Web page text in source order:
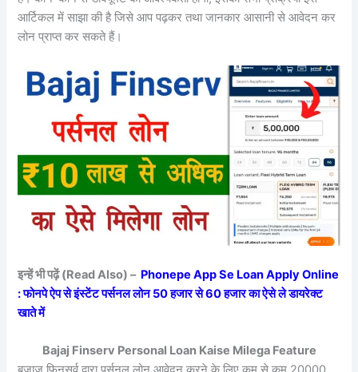
आर्टिकल में साझा की है जिसे आप पढ़कर तथा जानकार आसानी से आवेदन कर
लोन प्राप्त कर सकते हैं।
इन्हें भी पढ़ें (Read Also) – Phonepe App Se Loan Apply Online
: फोनपे ऐप से इंस्टेंट पर्सनल लोन 50 हजार से 60 हजार का ऐसे ले डायरेक्ट
खाते में
Bajaj Finserv Personal Loan Kaise Milega Feature